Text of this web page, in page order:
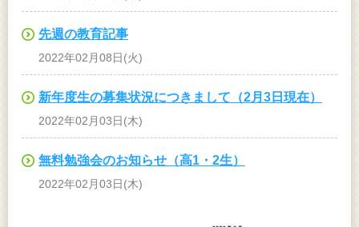
先週の教育記事
2022年02月08日(火)
新年度生の募集状況につきまして（2月3日現在）
2022年02月03日(木)
無料勉強会のお知らせ（高1・2生）
2022年02月03日(木)